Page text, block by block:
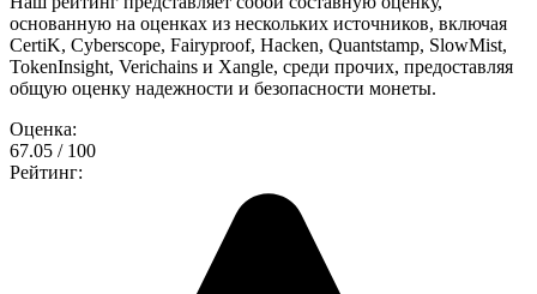
основанную на оценках из нескольких источников, включая
CertiK, Cyberscope, Fairyproof, Hacken, Quantstamp, SlowMist,
TokenInsight, Verichains и Xangle, среди прочих, предоставляя
общую оценку надежности и безопасности монеты.
Оценка:
67.05 / 100
Рейтинг: